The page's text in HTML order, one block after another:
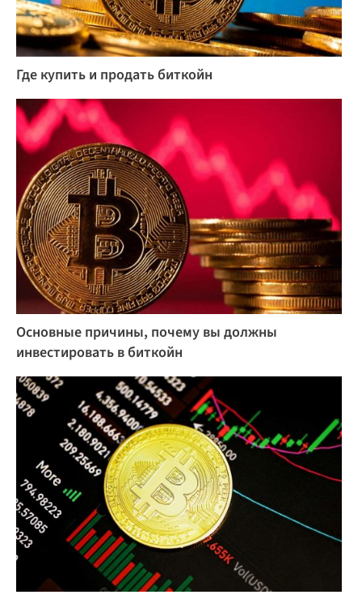
Где купить и продать биткойн
Основные причины, почему вы должны
инвестировать в биткойн